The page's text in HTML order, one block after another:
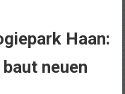
Haan:
neuen